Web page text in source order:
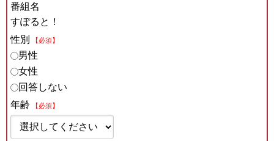
番組名
すぽると！
性別
【必須】
男性
女性
回答しない
年齢
【必須】